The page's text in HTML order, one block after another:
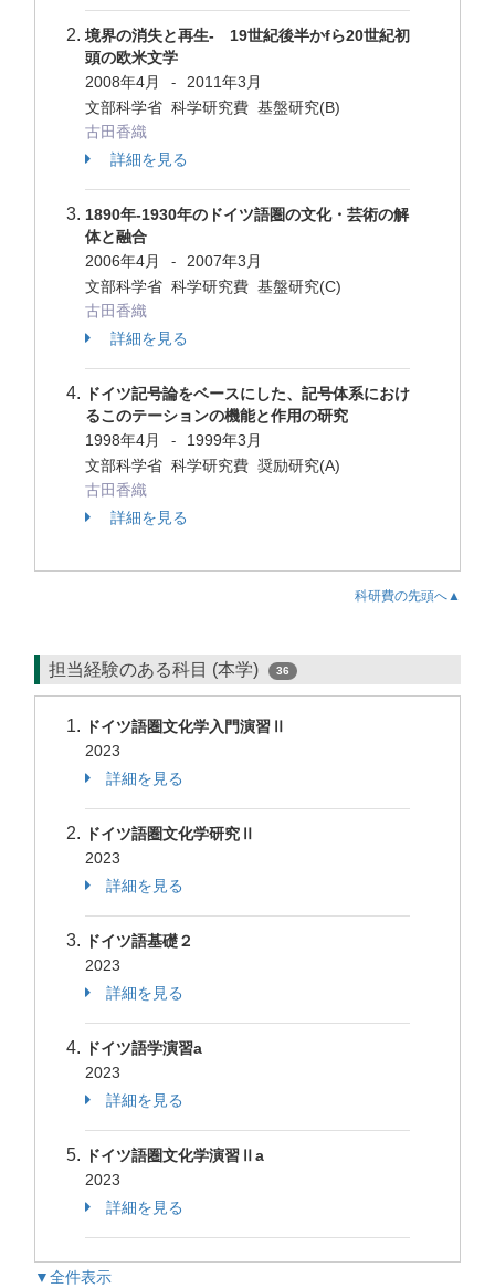
境界の消失と再生- 19世紀後半かfら20世紀初
頭の欧米文学
2008年4月
-
2011年3月
文部科学省 科学研究費 基盤研究(B)
古田香織
詳細を見る
1890年-1930年のドイツ語圏の文化・芸術の解
体と融合
2006年4月
-
2007年3月
文部科学省 科学研究費 基盤研究(C)
古田香織
詳細を見る
ドイツ記号論をベースにした、記号体系におけ
るこのテーションの機能と作用の研究
1998年4月
-
1999年3月
文部科学省 科学研究費 奨励研究(A)
古田香織
詳細を見る
科研費の先頭へ▲
担当経験のある科目 (本学) 36
ドイツ語圏文化学入門演習Ⅱ
2023
詳細を見る
ドイツ語圏文化学研究Ⅱ
2023
詳細を見る
ドイツ語基礎２
2023
詳細を見る
ドイツ語学演習a
2023
詳細を見る
ドイツ語圏文化学演習Ⅱa
2023
詳細を見る
▼全件表示